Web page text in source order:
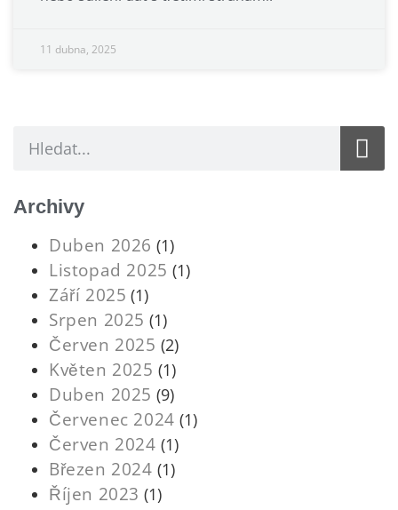
11 dubna, 2025
Archivy
Duben 2026 (1)
Listopad 2025 (1)
Září 2025 (1)
Srpen 2025 (1)
Červen 2025 (2)
Květen 2025 (1)
Duben 2025 (9)
Červenec 2024 (1)
Červen 2024 (1)
Březen 2024 (1)
Říjen 2023 (1)